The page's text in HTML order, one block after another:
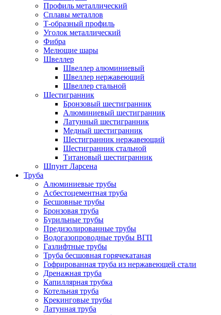
Профиль металлический
Сплавы металлов
Т-образный профиль
Уголок металлический
Фибра
Мелющие шары
Швеллер
Швеллер алюминиевый
Швеллер нержавеющий
Швеллер стальной
Шестигранник
Бронзовый шестигранник
Алюминиевый шестигранник
Латунный шестигранник
Медный шестигранник
Шестигранник нержавеющий
Шестигранник стальной
Титановый шестигранник
Шпунт Ларсена
Труба
Алюминиевые трубы
Асбестоцементная труба
Бесшовные трубы
Бронзовая труба
Бурильные трубы
Предизолированные трубы
Водогазопроводные трубы ВГП
Газлифтные трубы
Труба бесшовная горячекатаная
Гофрированная труба из нержавеющей стали
Дренажная труба
Капиллярная трубка
Котельная труба
Крекинговые трубы
Латунная труба